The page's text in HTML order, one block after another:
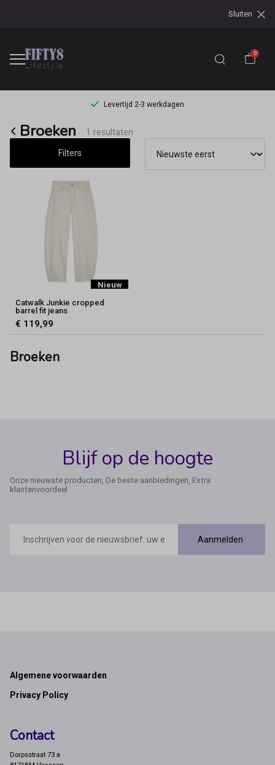
Sluiten
0
Levertijd 2-3 werkdagen
Broeken
Fifty8
Broeken 1 resultaten
Filters
Nieuw
Catwalk Junkie cropped
barrel fit jeans
€ 119,99
Broeken
Blijf op de hoogte
Onze nieuwste producten, De beste aanbiedingen, Extra
klantenvoordeel
mailadres
Aanmelden
Footer
Algemene voorwaarden
Privacy Policy
Contact
Dorpsstraat 73 a